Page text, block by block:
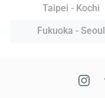
Taipei - Kochi
Fukuoka - Seoul